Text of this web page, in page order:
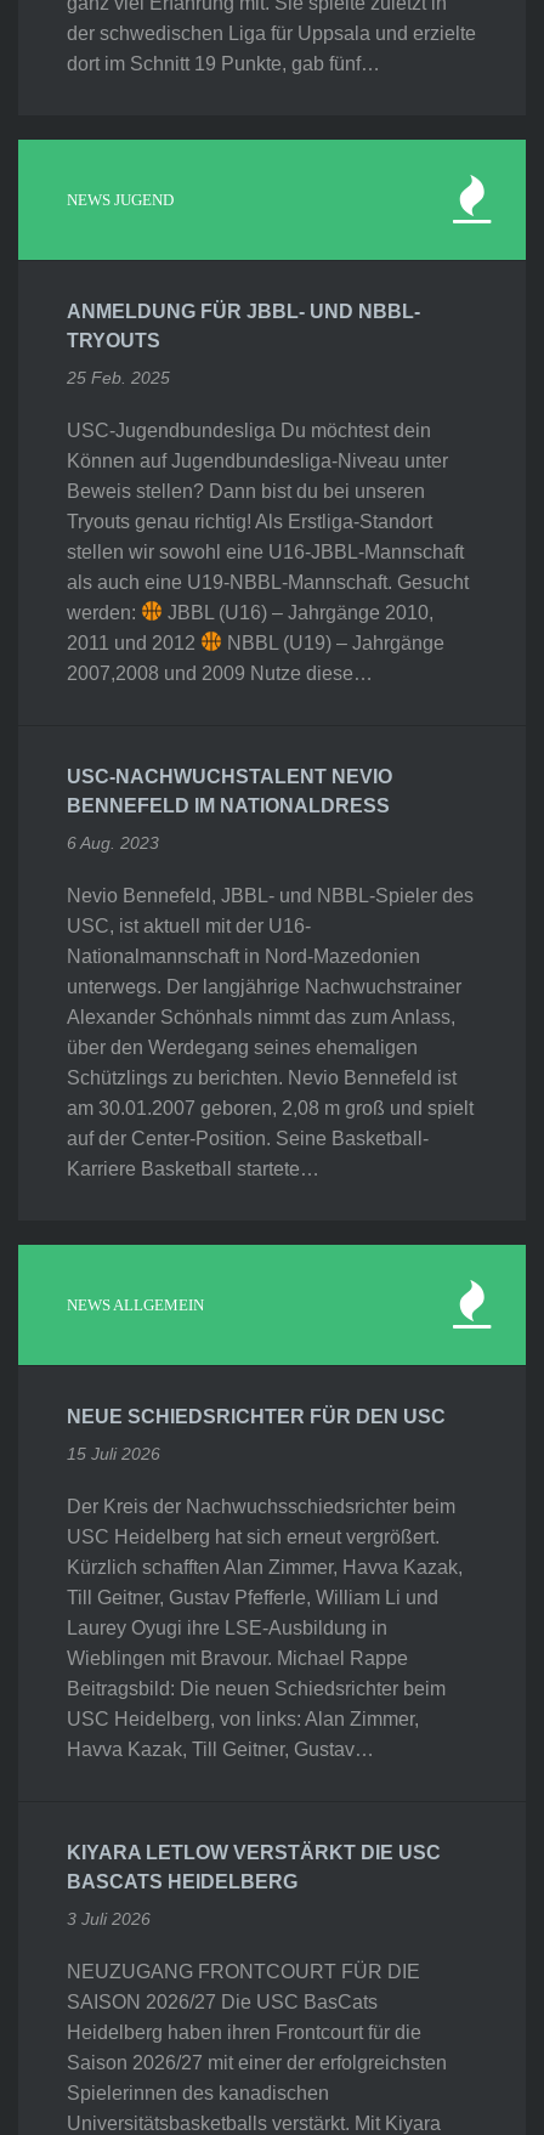
der schwedischen Liga für Uppsala und erzielte
dort im Schnitt 19 Punkte, gab fünf…
NEWS JUGEND
ANMELDUNG FÜR JBBL- UND NBBL-
TRYOUTS
25 Feb. 2025
USC-Jugendbundesliga Du möchtest dein
Können auf Jugendbundesliga-Niveau unter
Beweis stellen? Dann bist du bei unseren
Tryouts genau richtig! Als Erstliga-Standort
stellen wir sowohl eine U16-JBBL-Mannschaft
als auch eine U19-NBBL-Mannschaft. Gesucht
werden:
JBBL (U16) – Jahrgänge 2010,
2011 und 2012
NBBL (U19) – Jahrgänge
2007,2008 und 2009 Nutze diese…
USC-NACHWUCHSTALENT NEVIO
BENNEFELD IM NATIONALDRESS
6 Aug. 2023
Nevio Bennefeld, JBBL- und NBBL-Spieler des
USC, ist aktuell mit der U16-
Nationalmannschaft in Nord-Mazedonien
unterwegs. Der langjährige Nachwuchstrainer
Alexander Schönhals nimmt das zum Anlass,
über den Werdegang seines ehemaligen
Schützlings zu berichten. Nevio Bennefeld ist
am 30.01.2007 geboren, 2,08 m groß und spielt
auf der Center-Position. Seine Basketball-
Karriere Basketball startete…
NEWS ALLGEMEIN
NEUE SCHIEDSRICHTER FÜR DEN USC
15 Juli 2026
Der Kreis der Nachwuchsschiedsrichter beim
USC Heidelberg hat sich erneut vergrößert.
Kürzlich schafften Alan Zimmer, Havva Kazak,
Till Geitner, Gustav Pfefferle, William Li und
Laurey Oyugi ihre LSE-Ausbildung in
Wieblingen mit Bravour. Michael Rappe
Beitragsbild: Die neuen Schiedsrichter beim
USC Heidelberg, von links: Alan Zimmer,
Havva Kazak, Till Geitner, Gustav…
KIYARA LETLOW VERSTÄRKT DIE USC
BASCATS HEIDELBERG
3 Juli 2026
NEUZUGANG FRONTCOURT FÜR DIE
SAISON 2026/27 Die USC BasCats
Heidelberg haben ihren Frontcourt für die
Saison 2026/27 mit einer der erfolgreichsten
Spielerinnen des kanadischen
Universitätsbasketballs verstärkt. Mit Kiyara